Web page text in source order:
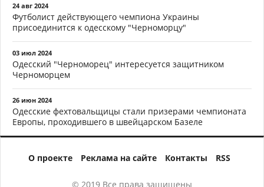
24 авг 2024
Футболист действующего чемпиона Украины
присоединится к одесскому "Черноморцу"
03 июл 2024
Одесский "Черноморец" интересуется защитником
Черноморцем
26 июн 2024
Одесские фехтовальщицы стали призерами чемпионата
Европы, проходившего в швейцарском Базеле
О проекте Реклама на сайте Контакты RSS
© 2019 Все права защищены